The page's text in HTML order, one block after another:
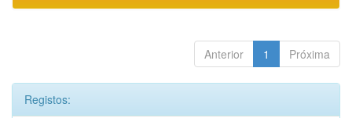
Anterior 1 Próxima
Registos: